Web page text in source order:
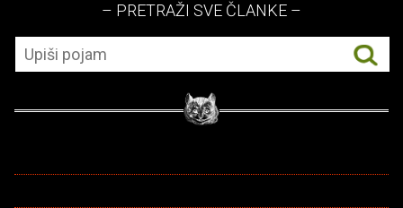
– PRETRAŽI SVE ČLANKE –